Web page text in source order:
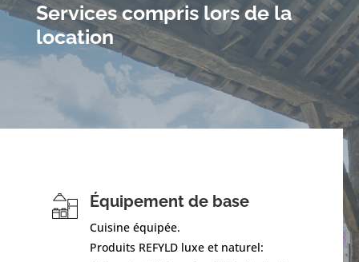
Services compris lors de la
location
Équipement de base
Cuisine équipée.
Produits REFYLD luxe et naturel: